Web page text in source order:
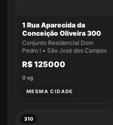
1 Rua Aparecida da
Conceição Oliveira 300
Conjunto Residencial Dom
Pedro I • São José dos Campos
R$ 125000
0 vg
MESMA CIDADE
310